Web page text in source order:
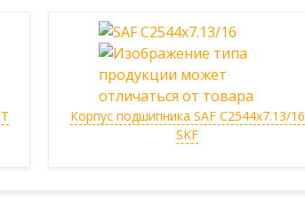
Корпус подшипника SAF C2544x7.13/16
SKF